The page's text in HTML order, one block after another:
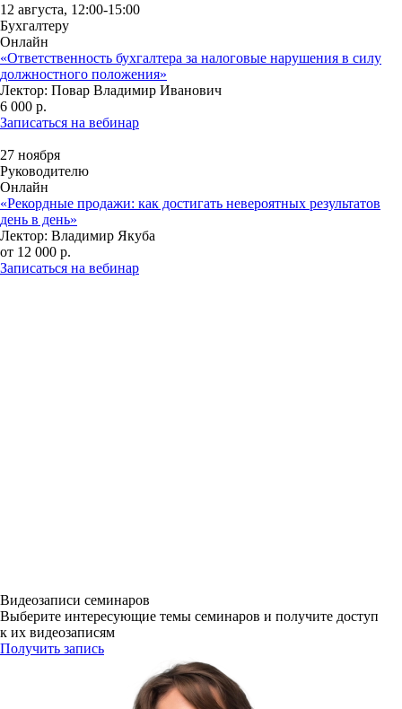
12 августа, 12:00-15:00
Бухгалтеру
Онлайн
«Ответственность бухгалтера за налоговые нарушения в силу
должностного положения»
Лектор: Повар Владимир Иванович
6 000 р.
Записаться на вебинар
27 ноября
Руководителю
Онлайн
«Рекордные продажи: как достигать невероятных результатов
день в день»
Лектор: Владимир Якуба
от 12 000 р.
Записаться на вебинар
Видеозаписи семинаров
Выберите интересующие темы семинаров и получите доступ
к их видеозаписям
Получить запись